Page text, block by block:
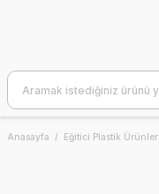
Anasayfa Eğitici Plastik Ürünler